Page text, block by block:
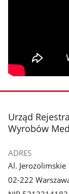
stopka
Urząd
Wyrobów
ADRES
Al. Jerozolimskie
02-222